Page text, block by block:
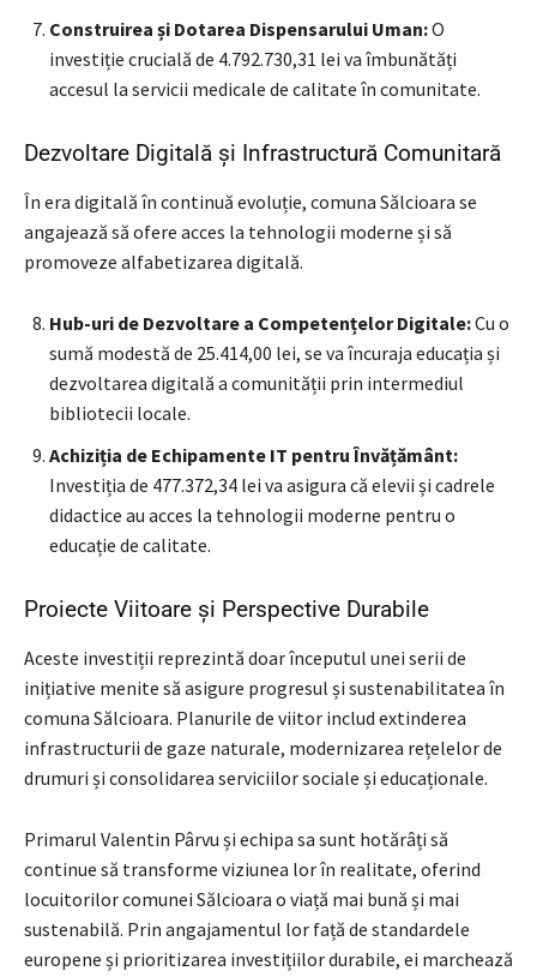
Construirea și Dotarea Dispensarului Uman:O
investiție crucială de 4.792.730,31 lei va îmbunătăți
accesul la servicii medicale de calitate în comunitate.
Dezvoltare Digitală și Infrastructură Comunitară
În era digitală în continuă evoluție, comuna Sălcioara se
angajează să ofere acces la tehnologii moderne și să
promoveze alfabetizarea digitală.
Hub-uri de Dezvoltare a Competențelor Digitale:Cu o
sumă modestă de 25.414,00 lei, se va încuraja educația și
dezvoltarea digitală a comunității prin intermediul
bibliotecii locale.
Achiziția de Echipamente IT pentru Învățământ:
Investiția de 477.372,34 lei va asigura că elevii și cadrele
didactice au acces la tehnologii moderne pentru o
educație de calitate.
Proiecte Viitoare și Perspective Durabile
Aceste investiții reprezintă doar începutul unei serii de
inițiative menite să asigure progresul și sustenabilitatea în
comuna Sălcioara. Planurile de viitor includ extinderea
infrastructurii de gaze naturale, modernizarea rețelelor de
drumuri și consolidarea serviciilor sociale și educaționale.
Primarul Valentin Pârvu și echipa sa sunt hotărâți să
continue să transforme viziunea lor în realitate, oferind
locuitorilor comunei Sălcioara o viață mai bună și mai
sustenabilă. Prin angajamentul lor față de standardele
europene și prioritizarea investițiilor durabile, ei marchează